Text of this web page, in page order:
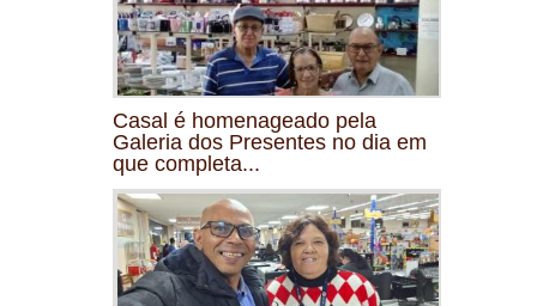
Casal é homenageado pela
Galeria dos Presentes no dia em
que completa...